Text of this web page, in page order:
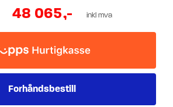
48 065,- inkl mva